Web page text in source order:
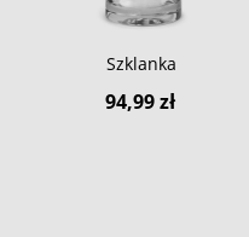
Szklanka
94,99 zł